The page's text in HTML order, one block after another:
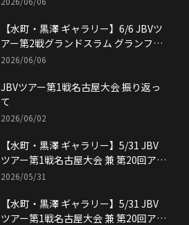
ア JBVツアー第5戦グランドスラム 横
浜赤レンガ倉庫大会
2026/07/12
ー第5戦グランドスラム 横浜赤レンガ
倉庫大会 2日目
2026/07/12
第5戦グランドスラム 横浜赤レンガ倉
庫大会 1日目
2026/07/12
ツアー第5戦グランドスラム 横浜赤レ
ンガ倉庫大会 1日目
2026/07/12